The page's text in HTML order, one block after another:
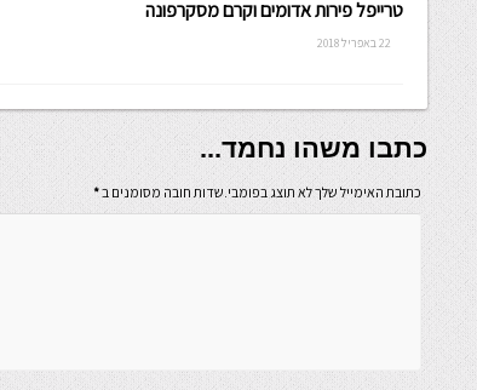
טרייפל פירות אדומים וקרם מסקרפונה
22 באפריל 2018
כתבו משהו נחמד...
כתובת האימייל שלך לא תוצג בפומבי.שדות חובה מסומנים ב*